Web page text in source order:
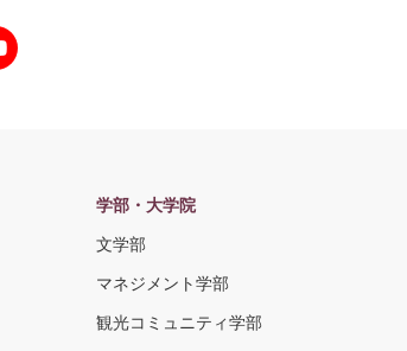
学部・大学院
文学部
マネジメント学部
観光コミュニティ学部